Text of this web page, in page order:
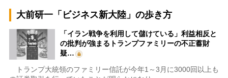
大前研一「ビジネス新大陸」の歩き方
「イラン戦争を利用して儲けている」利益相反と
の批判が強まるトランプファミリーの不正蓄財
疑…
トランプ大統領のファミリー信託が今年1～3月に3000回以上も